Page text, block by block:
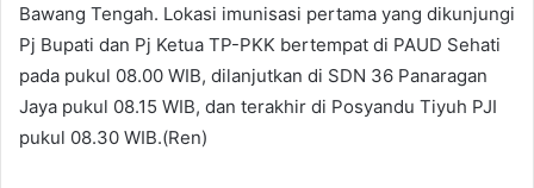
Bawang Tengah. Lokasi imunisasi pertama yang dikunjungi
Pj Bupati dan Pj Ketua TP-PKK bertempat di PAUD Sehati
pada pukul 08.00 WIB, dilanjutkan di SDN 36 Panaragan
Jaya pukul 08.15 WIB, dan terakhir di Posyandu Tiyuh PJI
pukul 08.30 WIB.(Ren)